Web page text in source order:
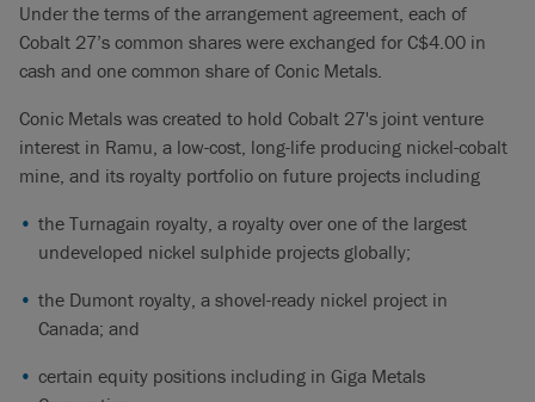
Under the terms of the arrangement agreement, each of
Cobalt 27’s common shares were exchanged for C$4.00 in
cash and one common share of Conic Metals.
Conic Metals was created to hold Cobalt 27's joint venture
interest in Ramu, a low-cost, long-life producing nickel-cobalt
mine, and its royalty portfolio on future projects including
the Turnagain royalty, a royalty over one of the largest
undeveloped nickel sulphide projects globally;
the Dumont royalty, a shovel-ready nickel project in
Canada; and
certain equity positions including in Giga Metals